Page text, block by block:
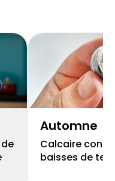
Automne
Calcaire
baisses de